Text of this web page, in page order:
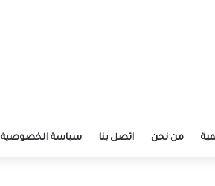
من نحن اتصل بنا سياسة الخصوصية